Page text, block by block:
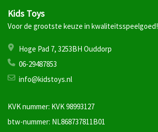
Kids Toys
Voor de grootste keuze in kwaliteitsspeelgoed!
Hoge Pad 7, 3253BH Ouddorp
06-29487853
info@kidstoys.nl
KVK nummer: KVK 98993127
btw-nummer: NL868737811B01